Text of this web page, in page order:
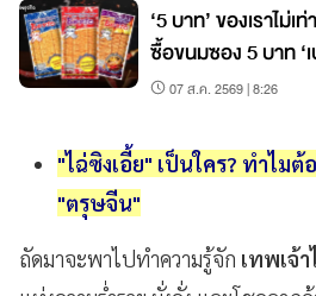
‘5 บาท’ ของเราไม่
ซื้อขนมซอง 5 บาท ‘
สตางค์ก็ขึ้นไม่ได้
07 ส.ค. 2569 | 8:26
"ไฉ่ซิงเอี้ย" เป็นใคร? ทำไมต้
"ตรุษจีน"
ถัดมาจะพาไปทำความรู้จัก เทพเจ้า